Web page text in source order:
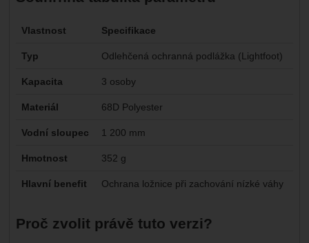
Vlastnost Specifikace
Typ Odlehčená ochranná podlážka (Lightfoot)
Kapacita 3 osoby
Materiál 68D Polyester
Vodní sloupec 1 200 mm
Hmotnost 352 g
Hlavní benefit Ochrana ložnice při zachování nízké váhy
Proč zvolit právě tuto verzi?